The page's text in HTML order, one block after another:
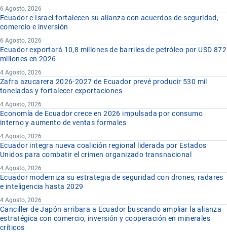
6 Agosto, 2026
Ecuador e Israel fortalecen su alianza con acuerdos de seguridad,
comercio e inversión
6 Agosto, 2026
Ecuador exportará 10,8 millones de barriles de petróleo por USD 872
millones en 2026
4 Agosto, 2026
Zafra azucarera 2026-2027 de Ecuador prevé producir 530 mil
toneladas y fortalecer exportaciones
4 Agosto, 2026
Economía de Ecuador crece en 2026 impulsada por consumo
interno y aumento de ventas formales
4 Agosto, 2026
Ecuador integra nueva coalición regional liderada por Estados
Unidos para combatir el crimen organizado transnacional
4 Agosto, 2026
Ecuador moderniza su estrategia de seguridad con drones, radares
e inteligencia hasta 2029
4 Agosto, 2026
Canciller de Japón arribara a Ecuador buscando ampliar la alianza
estratégica con comercio, inversión y cooperación en minerales
críticos